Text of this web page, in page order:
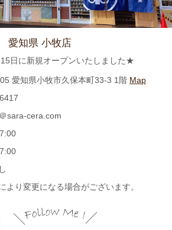
ラフランスとりんごのマグカップ新入
！！
ました♪松助窯 お野菜たっぷり担麺 タン
可愛いフルーツ柄平鉢新入荷しました♪
愛知県 小牧店
日に新規オープンいたしました★
愛知県小牧市久保本町33-3 1階 Map
sara-cera.com
より変更になる場合がございます。